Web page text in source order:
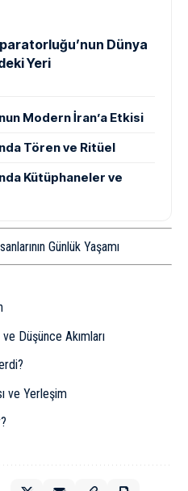
Dünya
Yeri
Modern İran’a Etkisi
Tören ve Ritüel
Kütüphaneler ve
Günlük Yaşamı
Düşünce Akımları
ve Yerleşim